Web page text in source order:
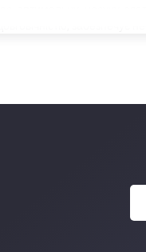
довговічністю, забезпечує
висотою 35 мм та